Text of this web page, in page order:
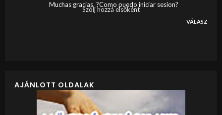
Muchas gracias. ?Como puedo iniciar sesion?
VÁLASZ
Szólj hozzá elsőként
AJÁNLOTT OLDALAK